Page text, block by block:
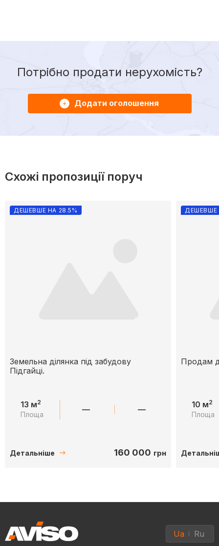
Потрібно продати нерухомість?
Додати оголошення
Схожі пропозиції поруч
ДЕШЕВШЕ НА 28.5%
Земельна ділянка під забудову
Підгайці.
13 м2
Площа — —
Детальніше 160 000 грн
ДЕШЕВШЕ
Продам
10 м2
Площа
Ua Ru